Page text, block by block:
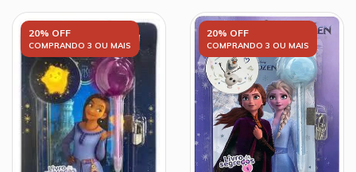
20% OFF
COMPRANDO 3 OU MAIS
20% OFF
COMPRANDO 3 OU MAIS